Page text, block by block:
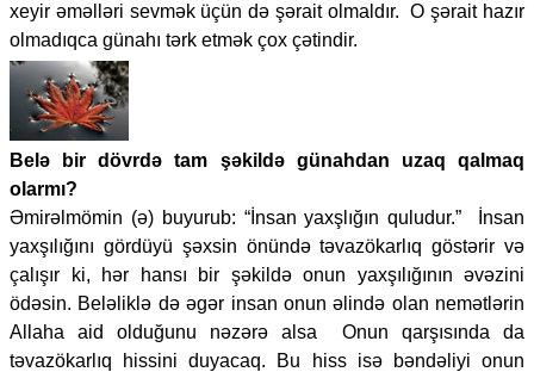
xeyir əməlləri sevmək üçün də şərait olmaldır. O şərait hazır
olmadıqca günahı tərk etmək çox çətindir.
Belə bir dövrdə tam şəkildə günahdan uzaq qalmaq
olarmı?
Əmirəlmömin (ə) buyurub: “İnsan yaxşlığın quludur.” İnsan
yaxşılığını gördüyü şəxsin önündə təvazökarlıq göstərir və
çalışır ki, hər hansı bir şəkildə onun yaxşılığının əvəzini
ödəsin. Beləliklə də əgər insan onun əlində olan nemətlərin
Allaha aid olduğunu nəzərə alsa Onun qarşısında da
təvazökarlıq hissini duyacaq. Bu hiss isə bəndəliyi onun